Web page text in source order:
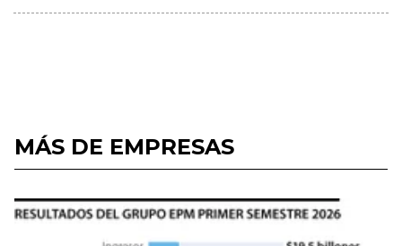
MÁS DE EMPRESAS